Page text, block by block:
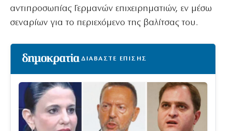
αντιπροσωπίας Γερμανών επιχειρηματιών, εν μέσω
σεναρίων για το περιεχόμενο της βαλίτσας του.
ΔΙΑΒΑΣΤΕ ΕΠΙΣΗΣ